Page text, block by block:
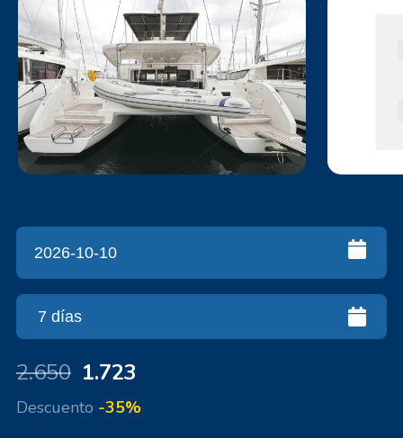
2.650 1.723
Descuento -35%